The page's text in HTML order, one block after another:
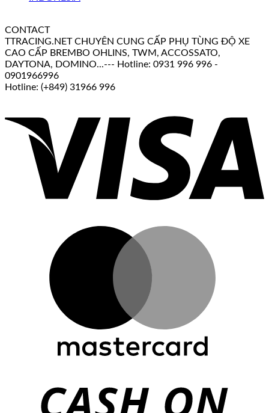
CONTACT
TTRACING.NET CHUYÊN CUNG CẤP PHỤ TÙNG ĐỘ XE
CAO CẤP BREMBO OHLINS, TWM, ACCOSSATO,
DAYTONA, DOMINO...--- Hotline: 0931 996 996 -
0901966996
Hotline: (+849) 31966 996